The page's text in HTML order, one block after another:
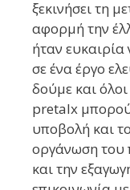
ξεκινήσει τη
αφορμή την
ήταν
σε ένα έργο
δούμε και
pretalx
υποβολή και
οργάνωση του
και την